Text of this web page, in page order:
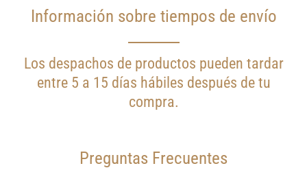
Información sobre tiempos de envío
Los despachos de productos pueden tardar
entre 5 a 15 días hábiles después de tu
compra.
Preguntas Frecuentes